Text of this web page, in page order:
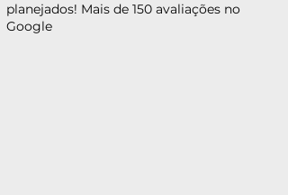
planejados! Mais de 150 avaliações no
Google